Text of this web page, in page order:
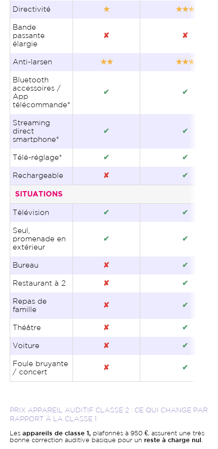
Directivité ★ ★★★
Bande
passante
élargie
✘ ✘
Anti-larsen ★★ ★★★
Bluetooth
accessoires /
App
télécommande*
✔ ✔
Streaming
direct
smartphone*
✔ ✔
Télé-réglage* ✔ ✔
Rechargeable ✘ ✔
SITUATIONS
Télévision ✔ ✔
Seul,
promenade en
extérieur
✔ ✔
Bureau ✘ ✔
Restaurant à 2 ✘ ✔
Repas de
famille
✘ ✔
Théâtre ✘ ✔
Voiture ✘ ✔
Foule bruyante
/ concert
✘ ✔
PRIX APPAREIL AUDITIF CLASSE 2 : CE QUI CHANGE PAR
RAPPORT À LA CLASSE 1
Les appareils de classe 1, plafonnés à 950 €, assurent une très
bonne correction auditive basique pour un reste à charge nul .